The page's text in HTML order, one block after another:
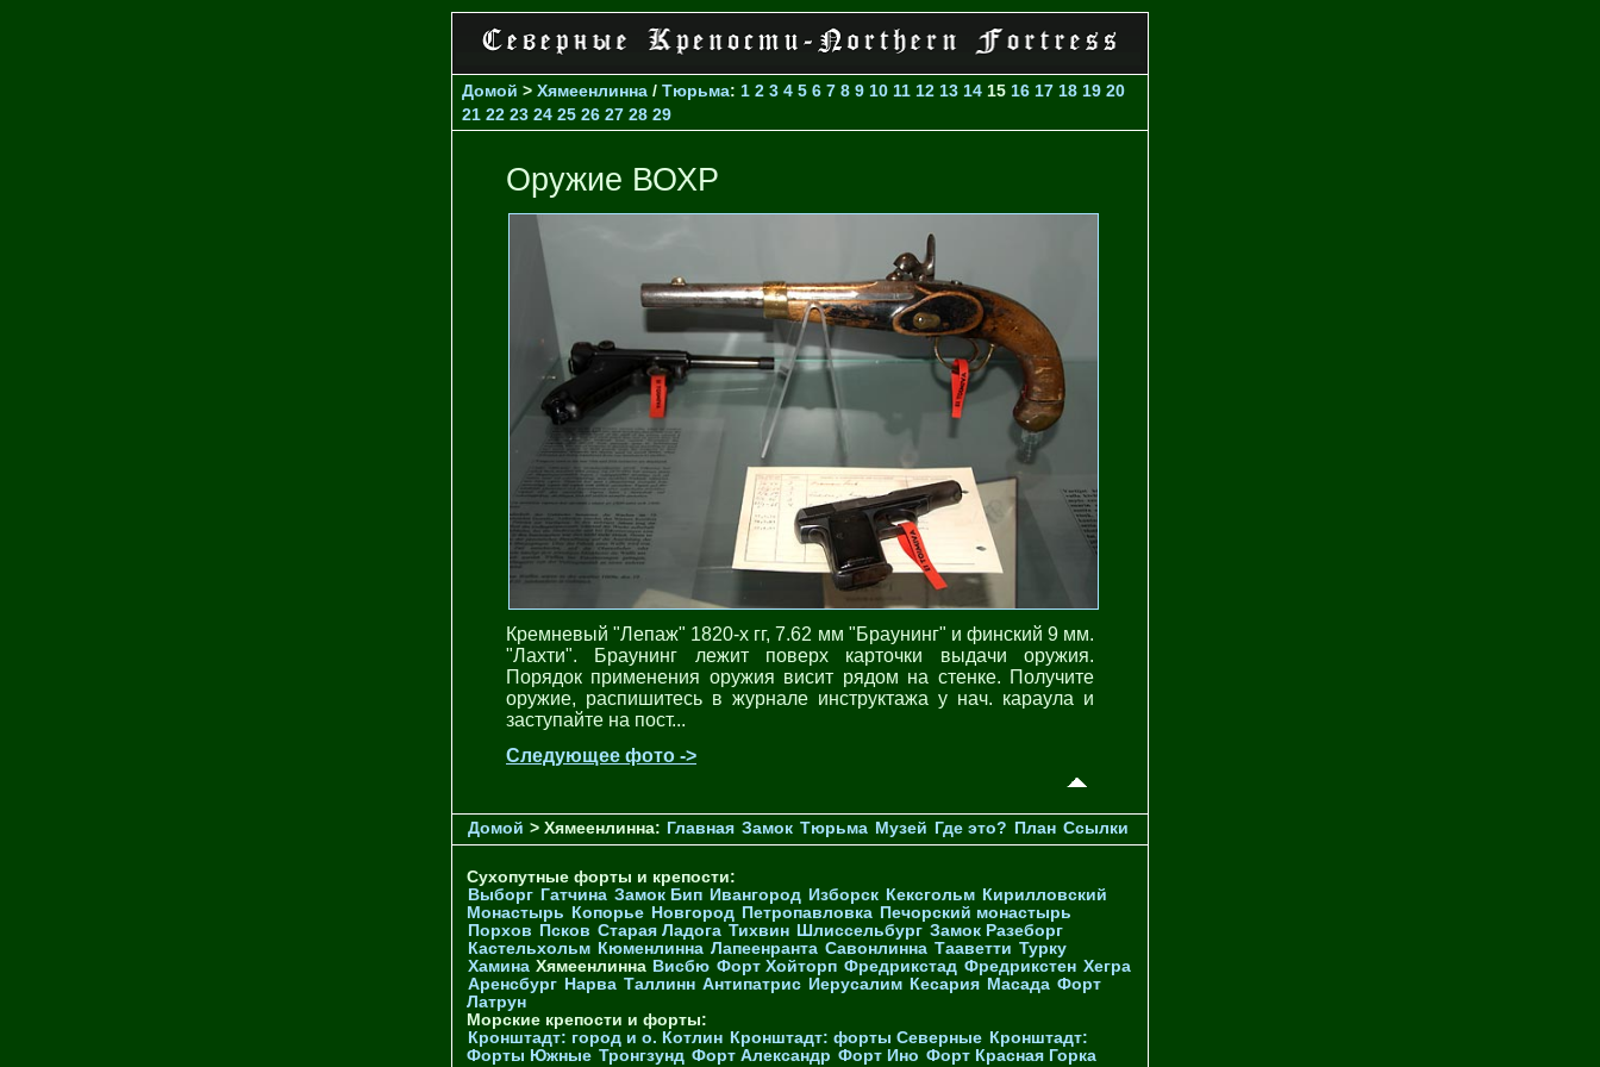
Домой > Хямеенлинна / Тюрьма: 1 2 3 4 5 6 7 8 9 10 11 12 13 14 15 16 17 18 19 20
21 22 23 24 25 26 27 28 29
Оружие ВОХР
Кремневый "Лепаж" 1820-х гг, 7.62 мм "Браунинг" и финский 9 мм.
"Лахти". Браунинг лежит поверх карточки выдачи оружия.
Порядок применения оружия висит рядом на стенке. Получите
оружие, распишитесь в журнале инструктажа у нач. караула и
заступайте на пост...
Следующее фото ->
Домой > Хямеенлинна: Главная Замок Тюрьма Музей Где это? План Ссылки
Сухопутные форты и крепости:
Выборг Гатчина Замок Бип Ивангород Изборск Кексгольм Кирилловский
Монастырь
Копорье Новгород Петропавловка Печорcкий монастырь
Порхов
Псков Старая Ладога Тихвин Шлиссельбург Замок Разеборг
Кастельхольм Кюменлинна Лапеенранта Савонлинна Тааветти Турку
Хамина Хямеенлинна Висбю Форт Хойторп Фредрикстад Фредрикстен Хегра
Аренсбург Нарва Таллинн Антипатрис Иерусалим Кесария Масада Форт
Латрун
Морские крепости и форты:
Кронштадт: город и о. Котлин Кронштадт: форты Северные Кронштадт:
Форты Южные Тронгзунд Форт Александр Форт Ино Форт Красная Горка